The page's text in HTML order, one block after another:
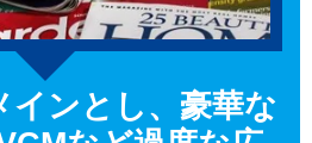
インとし、豪華な